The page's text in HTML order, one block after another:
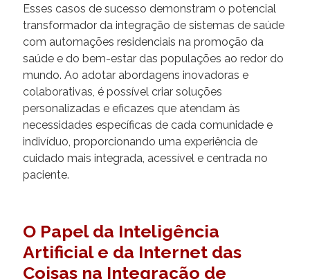
Esses casos de sucesso demonstram o potencial
transformador da integração de sistemas de saúde
com automações residenciais na promoção da
saúde e do bem-estar das populações ao redor do
mundo. Ao adotar abordagens inovadoras e
colaborativas, é possível criar soluções
personalizadas e eficazes que atendam às
necessidades específicas de cada comunidade e
indivíduo, proporcionando uma experiência de
cuidado mais integrada, acessível e centrada no
paciente.
O Papel da Inteligência
Artificial e da Internet das
Coisas na Integração de